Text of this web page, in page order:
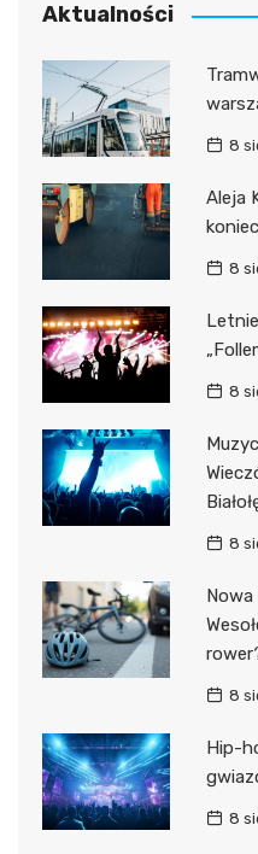
Aktualności
8
Aleja
8
8
8
8
Hip-
8